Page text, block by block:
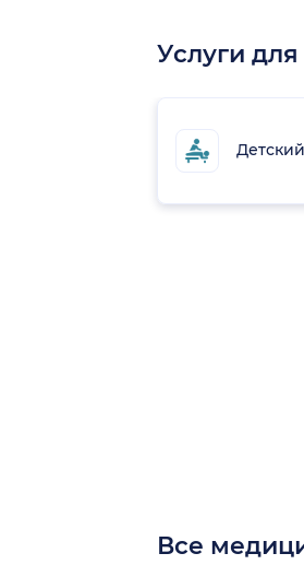
Услуги для
Все